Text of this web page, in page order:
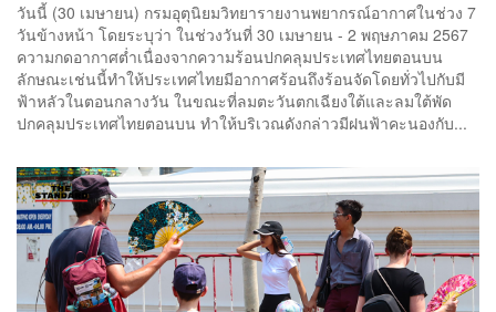
วันนี้ (30 เมษายน) กรมอุตุนิยมวิทยารายงานพยากรณ์อากาศในช่วง 7
วันข้างหน้า โดยระบุว่า ในช่วงวันที่ 30 เมษายน - 2 พฤษภาคม 2567
ความกดอากาศต่ำเนื่องจากความร้อนปกคลุมประเทศไทยตอนบน
ลักษณะเช่นนี้ทำให้ประเทศไทยมีอากาศร้อนถึงร้อนจัดโดยทั่วไปกับมี
ฟ้าหลัวในตอนกลางวัน ในขณะที่ลมตะวันตกเฉียงใต้และลมใต้พัด
ปกคลุมประเทศไทยตอนบน ทำให้บริเวณดังกล่าวมีฝนฟ้าคะนองกับ...